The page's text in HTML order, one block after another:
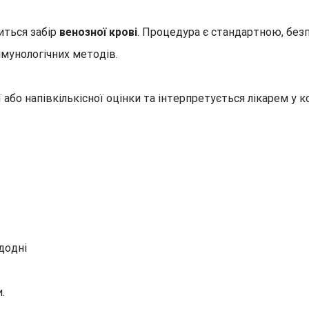
забір венозної крові. Процедура є стандартною,
методів.
або напівкількісної оцінки та інтерпретується